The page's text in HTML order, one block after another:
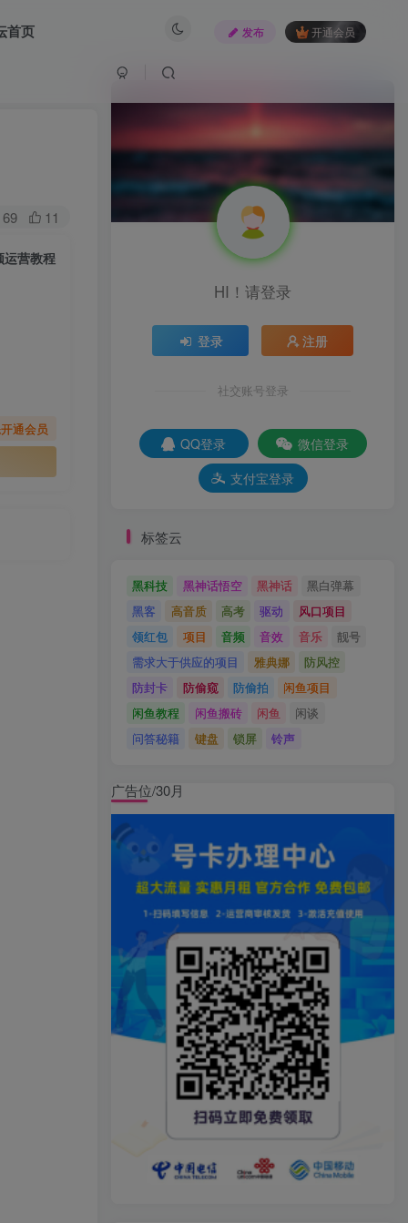
首页 发布 开通会员
69 11
运营教程
通会员
HI！请登录
登录 注册
社交账号登录
QQ登录
微信登录
支付宝登录
标签云
黑科技 黑神话悟空 黑神话
黑白弹幕
黑客
高音质 高考 驱动
风口项目
领红包
项目 音频 音效 音乐
靓号
需求大于供应的项目
雅典娜
防风控
防封卡
防偷窥 防偷拍
闲鱼项目
闲鱼教程
闲鱼搬砖 闲鱼
闲谈
问答秘籍
键盘 锁屏 铃声
广告位/30月